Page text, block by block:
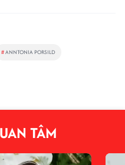
#ANNTONIA PORSILD
TÂM